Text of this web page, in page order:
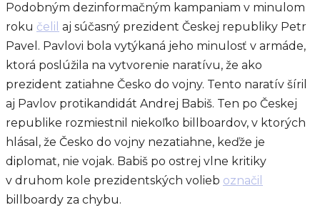
Podobným dezinformačným kampaniam v minulom
roku čelil aj súčasný prezident Českej republiky Petr
Pavel. Pavlovi bola vytýkaná jeho minulosť v armáde,
ktorá poslúžila na vytvorenie naratívu, že ako
prezident zatiahne Česko do vojny. Tento naratív šíril
aj Pavlov protikandidát Andrej Babiš. Ten po Českej
republike rozmiestnil niekoľko billboardov, v ktorých
hlásal, že Česko do vojny nezatiahne, keďže je
diplomat, nie vojak. Babiš po ostrej vlne kritiky
v druhom kole prezidentských volieb označil
billboardy za chybu.